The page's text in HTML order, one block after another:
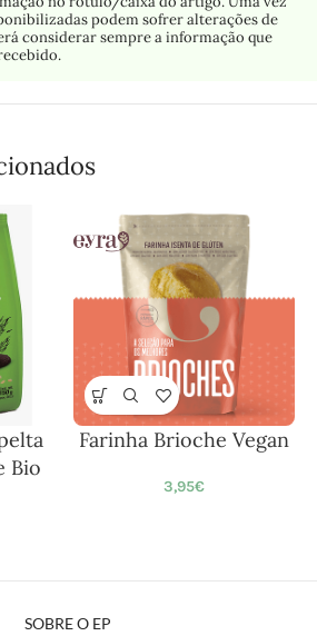
podem sofrer alterações de
considerar sempre a informação que
Bio
Farinha Brioche Vegan
3,95€
SOBRE O EP